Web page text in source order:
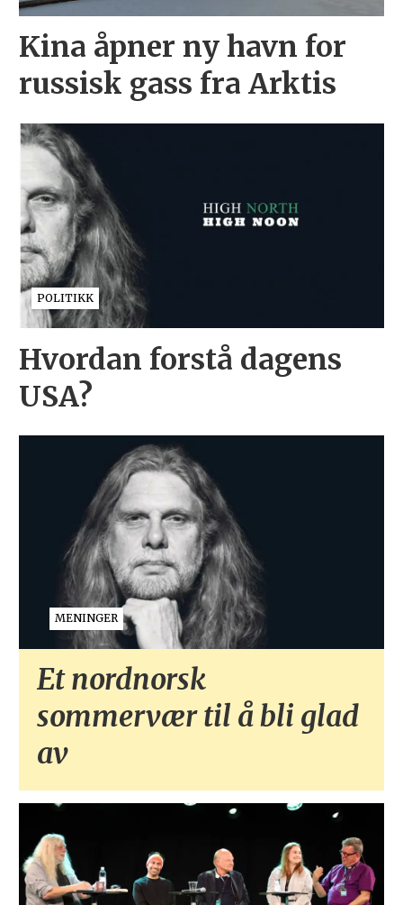
Kina åpner ny havn for
russisk gass fra Arktis
POLITIKK
Hvordan forstå dagens
USA?
MENINGER
Et nordnorsk
sommervær til å bli glad
av